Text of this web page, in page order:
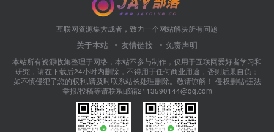
互联网资源集大成者，致力一个网站解决所有问题
关于本站 友情链接 免责声明
本站所有资源收集整理于网络，本站不参与制作，仅用于互联网爱好者学习和
研究，请在下载后24小时内删除，不得用于任何商业用途，否则后果自负；
如不慎侵犯了您的权利,请及时联系站长处理删除。敬请谅解！ 侵权删帖/违法
举报/投稿等请联系邮箱2113590144@qq.com